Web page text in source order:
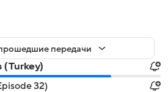
передачи
(Turkey)
32)